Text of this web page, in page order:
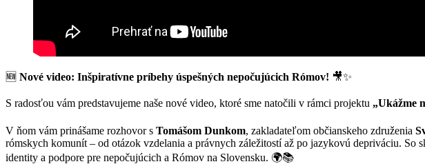
🆕 Nové video: Inšpiratívne príbehy úspešných nepočujúcich Rómov! 🎥✨
S radosťou vám predstavujeme naše nové video, ktoré sme natočili v rámci projektu „Ukážme
V ňom vám prinášame rozhovor s Tomášom Dunkom, zakladateľom občianskeho združenia
rómskych komunít – od otázok vzdelania a právnych záležitostí až po jazykovú depriváciu.
identity a podpore pre nepočujúcich a Rómov na Slovensku. 🌍📚